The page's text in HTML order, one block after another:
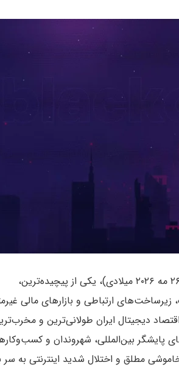
مقطع زمانی ۱۰ اسفند ۱۴۰۴ تا ۵ خرداد ۱۴۰۵ (برابر با ۱ مارس تا ۲۶ مه ۲۰۲۶ میلادی)، یکی از پیچیده‌ترین،
زیرساخت‌های ارتباطی و بازارهای مالی
دیجیتال ایران طولانی‌ترین و
پایشگر بین‌المللی، شهروندان و